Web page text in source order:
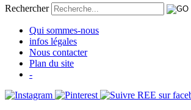
Rechercher
Qui sommes-nous
infos légales
Nous contacter
Plan du site
-